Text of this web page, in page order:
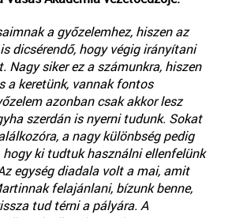
a győzelemhez, hiszen az
dicsérendő, hogy végig irányítani
Nagy siker ez a számunkra, hiszen
a keretünk, vannak fontos
azonban csak akkor lesz
szerdán is nyerni tudunk. Sokat
a nagy különbség pedig
ki tudtuk használni ellenfelünk
egység diadala volt a mai, amit
felajánlani, bízunk benne,
tud térni a pályára. A